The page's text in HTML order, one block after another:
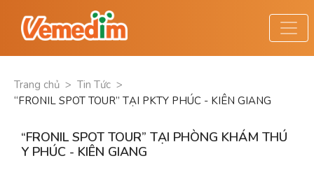
Trang chủ > Tin Tức >
“FRONIL SPOT TOUR” TẠI PKTY PHÚC - KIÊN GIANG
“FRONIL SPOT TOUR” TẠI PHÒNG KHÁM THÚ
Y PHÚC - KIÊN GIANG